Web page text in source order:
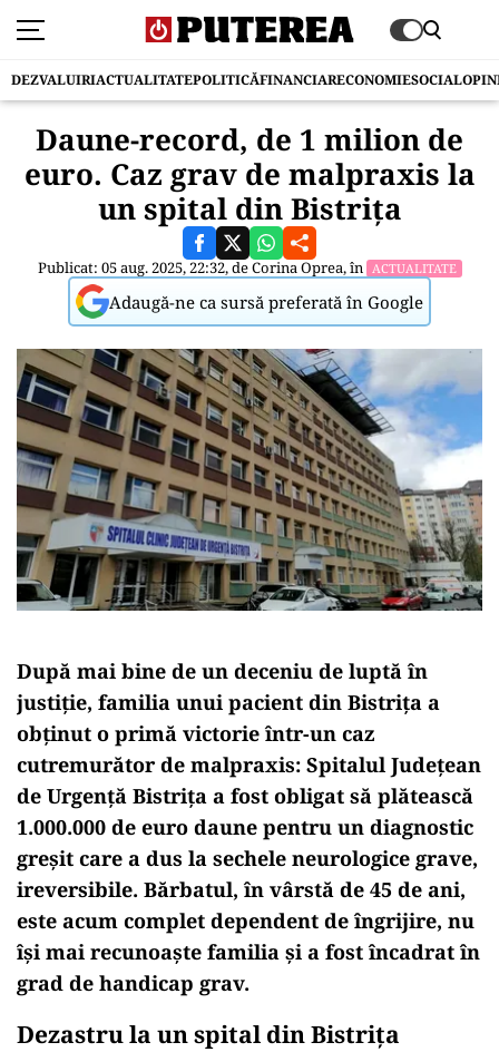
DEZVALUIRIACTUALITATEPOLITICĂFINANCIARECONOMIESOCIAL
Daune-record, de 1 milion de
euro. Caz grav de malpraxis la
un spital din Bistrița
Publicat: 05 aug. 2025, 22:32, deCorina Oprea, în ACTUALITATE
Adaugă-ne ca sursă preferată în Google
După mai bine de un deceniu de luptă în
justiție, familia unui pacient din Bistrița a
obținut o primă victorie într-un caz
cutremurător de malpraxis: Spitalul Județean
de Urgență Bistrița a fost obligat să plătească
1.000.000 de euro daune pentru un diagnostic
greșit care a dus la sechele neurologice grave,
ireversibile. Bărbatul, în vârstă de 45 de ani,
este acum complet dependent de îngrijire, nu
își mai recunoaște familia și a fost încadrat în
grad de handicap grav.
Dezastru la un spital din Bistrița